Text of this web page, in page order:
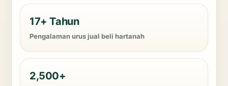
17+ Tahun
Pengalaman urus jual beli hartanah
2,500+